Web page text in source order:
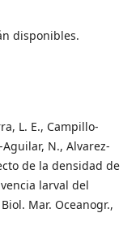
disponibles.
L. E., Campillo-
N., Alvarez-
de la densidad de
larval del
Mar. Oceanogr.,